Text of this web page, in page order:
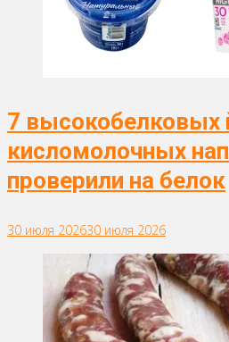
7 высокобелковых
кисломолочных
проверили на белок
30 июля 202630 июля 2026